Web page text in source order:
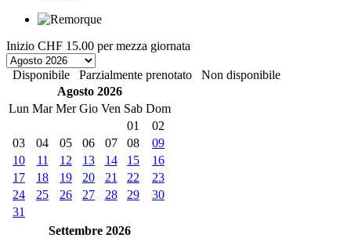
Inizio CHF 15.00 per mezza giornata
Disponibile Parzialmente prenotato
Non disponibile
Agosto 2026
Lun Mar Mer Gio Ven Sab Dom
01
02
03
04 05 06 07 08
09
10
11 12 13 14 15
16
17
18 19 20 21 22
23
24
25 26 27 28 29
30
31
Settembre 2026